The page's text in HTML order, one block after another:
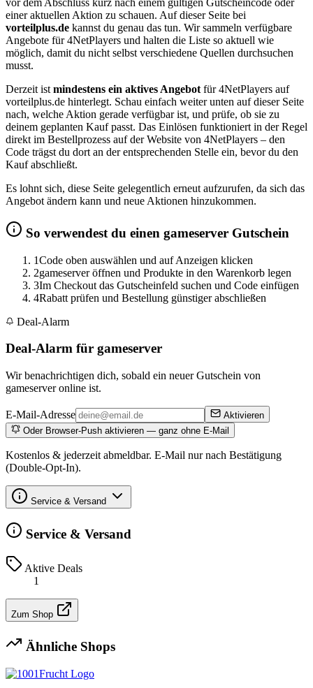
vor dem Abschluss kurz nach einem gültigen Gutscheincode oder
einer aktuellen Aktion zu schauen. Auf dieser Seite bei
vorteilplus.de kannst du genau das tun. Wir sammeln verfügbare
Angebote für 4NetPlayers und halten die Liste so aktuell wie
möglich, damit du nicht selbst verschiedene Quellen durchsuchen
musst.
Derzeit ist mindestens ein aktives Angebot für 4NetPlayers auf
vorteilplus.de hinterlegt. Schau einfach weiter unten auf dieser Seite
nach, welche Aktion gerade verfügbar ist, und prüfe, ob sie zu
deinem geplanten Kauf passt. Das Einlösen funktioniert in der Regel
direkt im Bestellprozess auf der Website von 4NetPlayers – den
Code trägst du dort an der entsprechenden Stelle ein, bevor du den
Kauf abschließt.
Es lohnt sich, diese Seite gelegentlich erneut aufzurufen, da sich das
Angebot ändern kann und neue Aktionen hinzukommen.
So verwendest du einen gameserver Gutschein
1Code oben auswählen und auf Anzeigen klicken
2gameserver öffnen und Produkte in den Warenkorb legen
3Im Checkout das Gutscheinfeld suchen und Code einfügen
4Rabatt prüfen und Bestellung günstiger abschließen
Deal-Alarm
Deal-Alarm für gameserver
Wir benachrichtigen dich, sobald ein neuer Gutschein von
gameserver online ist.
E-Mail-Adresse
Aktivieren
Oder Browser-Push aktivieren — ganz ohne E-Mail
Kostenlos & jederzeit abmeldbar. E-Mail nur nach Bestätigung
(Double-Opt-In).
Service & Versand
Service & Versand
Aktive Deals
1
Zum Shop
Ähnliche Shops